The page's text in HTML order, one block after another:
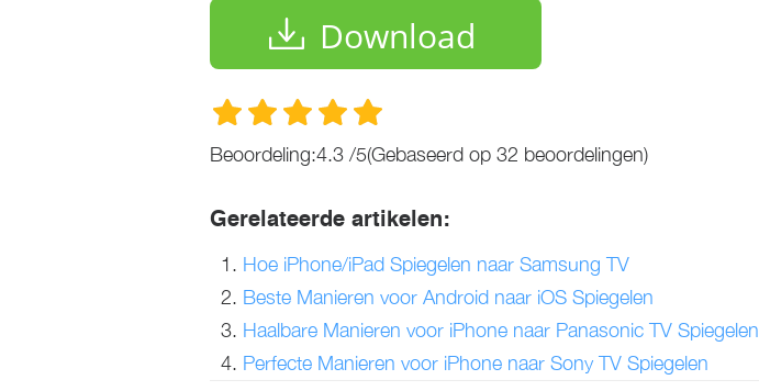
Download
Beoordeling:4.3 /5(Gebaseerd op 32 beoordelingen)
Gerelateerde artikelen:
Hoe iPhone/iPad Spiegelen naar Samsung TV
Beste Manieren voor Android naar iOS Spiegelen
Haalbare Manieren voor iPhone naar Panasonic TV Spiegelen
Perfecte Manieren voor iPhone naar Sony TV Spiegelen